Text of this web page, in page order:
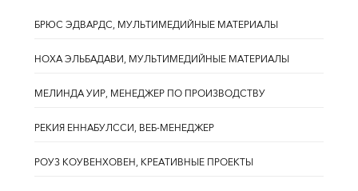
БРЮС ЭДВАРДС, МУЛЬТИМЕДИЙНЫЕ МАТЕРИАЛЫ
НОХА ЭЛЬБАДАВИ, МУЛЬТИМЕДИЙНЫЕ МАТЕРИАЛЫ
МЕЛИНДА УИР, МЕНЕДЖЕР ПО ПРОИЗВОДСТВУ
РЕКИЯ ЕННАБУЛССИ, ВЕБ-МЕНЕДЖЕР
РОУЗ КОУВЕНХОВЕН, КРЕАТИВНЫЕ ПРОЕКТЫ